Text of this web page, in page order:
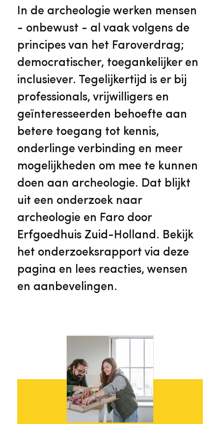
Museumplatform Zuid-Holland
Collectiebeheer
Geschiedenis van Zuid-Holland
Ervenconsulent
Bekijk alle diensten
Ons team
Over de Monumentenwacht
Voorpagina Monumentenwacht
Vacatures
Tarieven
Algemene voorwaarden
Bekijk meer over ons
In de archeologie werken mensen
- onbewust - al vaak volgens de
principes van het Faroverdrag;
democratischer, toegankelijker en
inclusiever. Tegelijkertijd is er bij
professionals, vrijwilligers en
geïnteresseerden behoefte aan
betere toegang tot kennis,
onderlinge verbinding en meer
mogelijkheden om mee te kunnen
doen aan archeologie. Dat blijkt
uit een onderzoek naar
archeologie en Faro door
Erfgoedhuis Zuid-Holland. Bekijk
het onderzoeksrapport via deze
pagina en lees reacties, wensen
en aanbevelingen.